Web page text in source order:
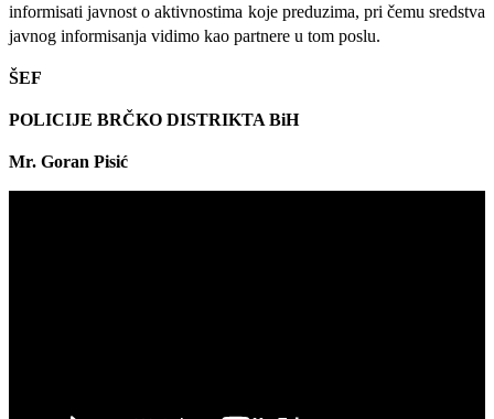
informisati javnost o aktivnostima koje preduzima, pri čemu sredstva
javnog informisanja vidimo kao partnere u tom poslu.
ŠEF
POLICIJE BRČKO DISTRIKTA BiH
Mr. Goran Pisić